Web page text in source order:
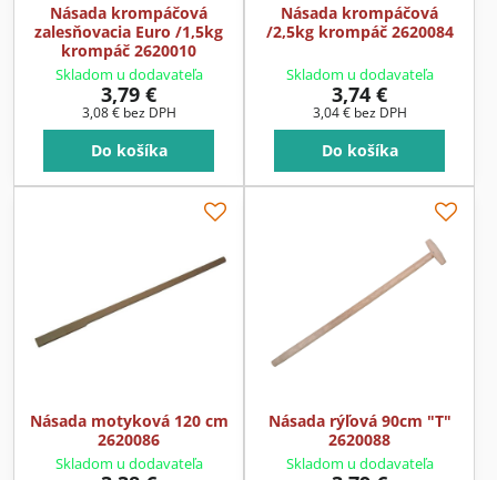
Násada krompáčová
zalesňovacia Euro /1,5kg
krompáč 2620010
Skladom u dodavateľa
3,79 €
3,08 € bez DPH
Do košíka
Násada krompáčová
/2,5kg krompáč 2620084
Skladom u dodavateľa
3,74 €
3,04 € bez DPH
Do košíka
Násada motyková 120 cm
2620086
Skladom u dodavateľa
Násada rýľová 90cm "T"
2620088
Skladom u dodavateľa